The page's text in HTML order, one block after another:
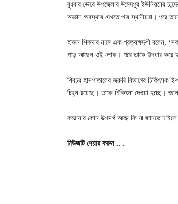
বুধবার ভোরে উপজেলার উমেদপুর ইউনিয়নের
অজ্ঞান অবস্থায় দেখতে পায় স্থানীয়রা। পরে
হারুন শিকদার নামে এক প্রত্যক্ষদর্শী বলেন,
পড়ে আছেন ওই লোক। পরে তাকে উদ্ধার করে
শিবচর হাসপাতালের জরুরি বিভাগের চিকিৎসক
চিহ্ন রয়েছে। তাকে চিকিৎসা দেওয়া হচ্ছে।
করোনার কোন উপসর্গ আছে কি না জানতে চাইলে
নিউজটি শেয়ার করুন.. ..